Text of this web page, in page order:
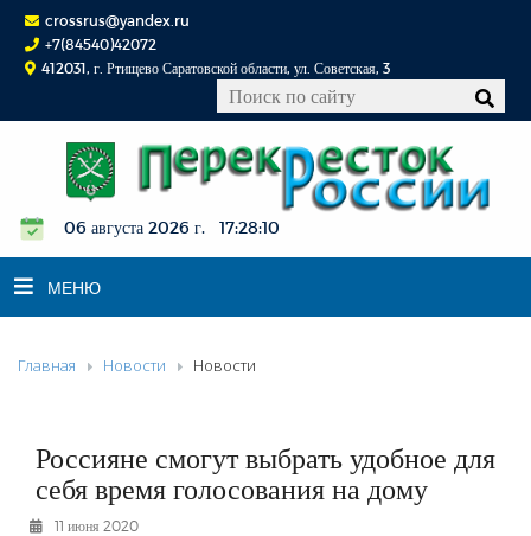
crossrus@yandex.ru
+7(84540)42072
412031, г. Ртищево Саратовской области, ул. Советская, 3
06 августа 2026 г. 17:28:11
МЕНЮ
НОВОСТИ
К СВЕДЕНИЮ
КОНКУРСЫ
ФОТОРЕПОРТАЖИ
Главная Новости Новости
Россияне смогут выбрать удобное для
себя время голосования на дому
11 июня 2020